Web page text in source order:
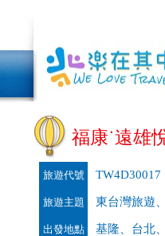
福康˙遠雄
旅遊代號 TW4D30017
旅遊主題 東台灣旅遊
出發地點 基隆、台北